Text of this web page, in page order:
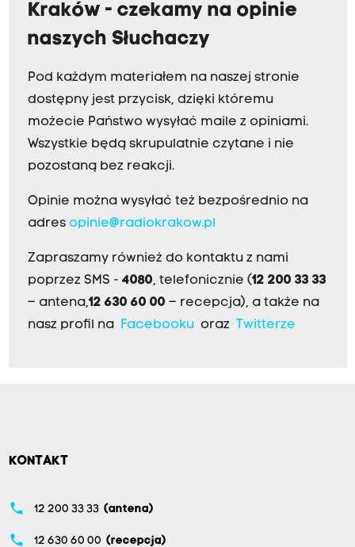
Kraków - czekamy na opinie
naszych Słuchaczy
Pod każdym materiałem na naszej stronie
dostępny jest przycisk, dzięki któremu
możecie Państwo wysyłać maile z opiniami.
Wszystkie będą skrupulatnie czytane i nie
pozostaną bez reakcji.
Opinie można wysyłać też bezpośrednio na
adres opinie@radiokrakow.pl
Zapraszamy również do kontaktu z nami
poprzez SMS - 4080, telefonicznie (12 200 33 33
– antena,12 630 60 00 – recepcja), a także na
nasz profil na Facebookuoraz Twitterze
KONTAKT
phone 12 200 33 33 (antena)
phone 12 630 60 00 (recepcja)